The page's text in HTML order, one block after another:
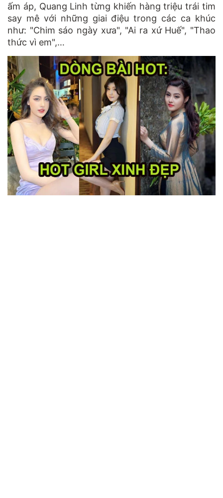
ấm áp, Quang Linh từng khiến hàng triệu trái tim
say mê với những giai điệu trong các ca khúc
như: "Chim sáo ngày xưa", "Ai ra xứ Huế", "Thao
thức vì em",…